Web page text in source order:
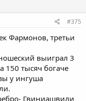
#375
Фармонов, третьи
выиграл 3
150 тысяч богаче
у ингуша
Гвиниашвили